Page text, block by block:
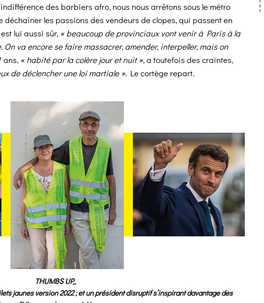
des barbiers afro, nous nous arrêtons sous le métro
déchaîner les passions des vendeurs de clopes, qui passent en
lui aussi sûr, « beaucoup de provinciaux vont venir à Paris à la
On va encore se faire massacrer, amender, interpeller, mais on
ans, « habité par la colère jour et nuit », a toutefois des craintes,
de déclencher une loi martiale ». Le cortège repart.
THUMBS UP_
jaunes version 2022 ; et un président disruptif s’inspirant davantage des